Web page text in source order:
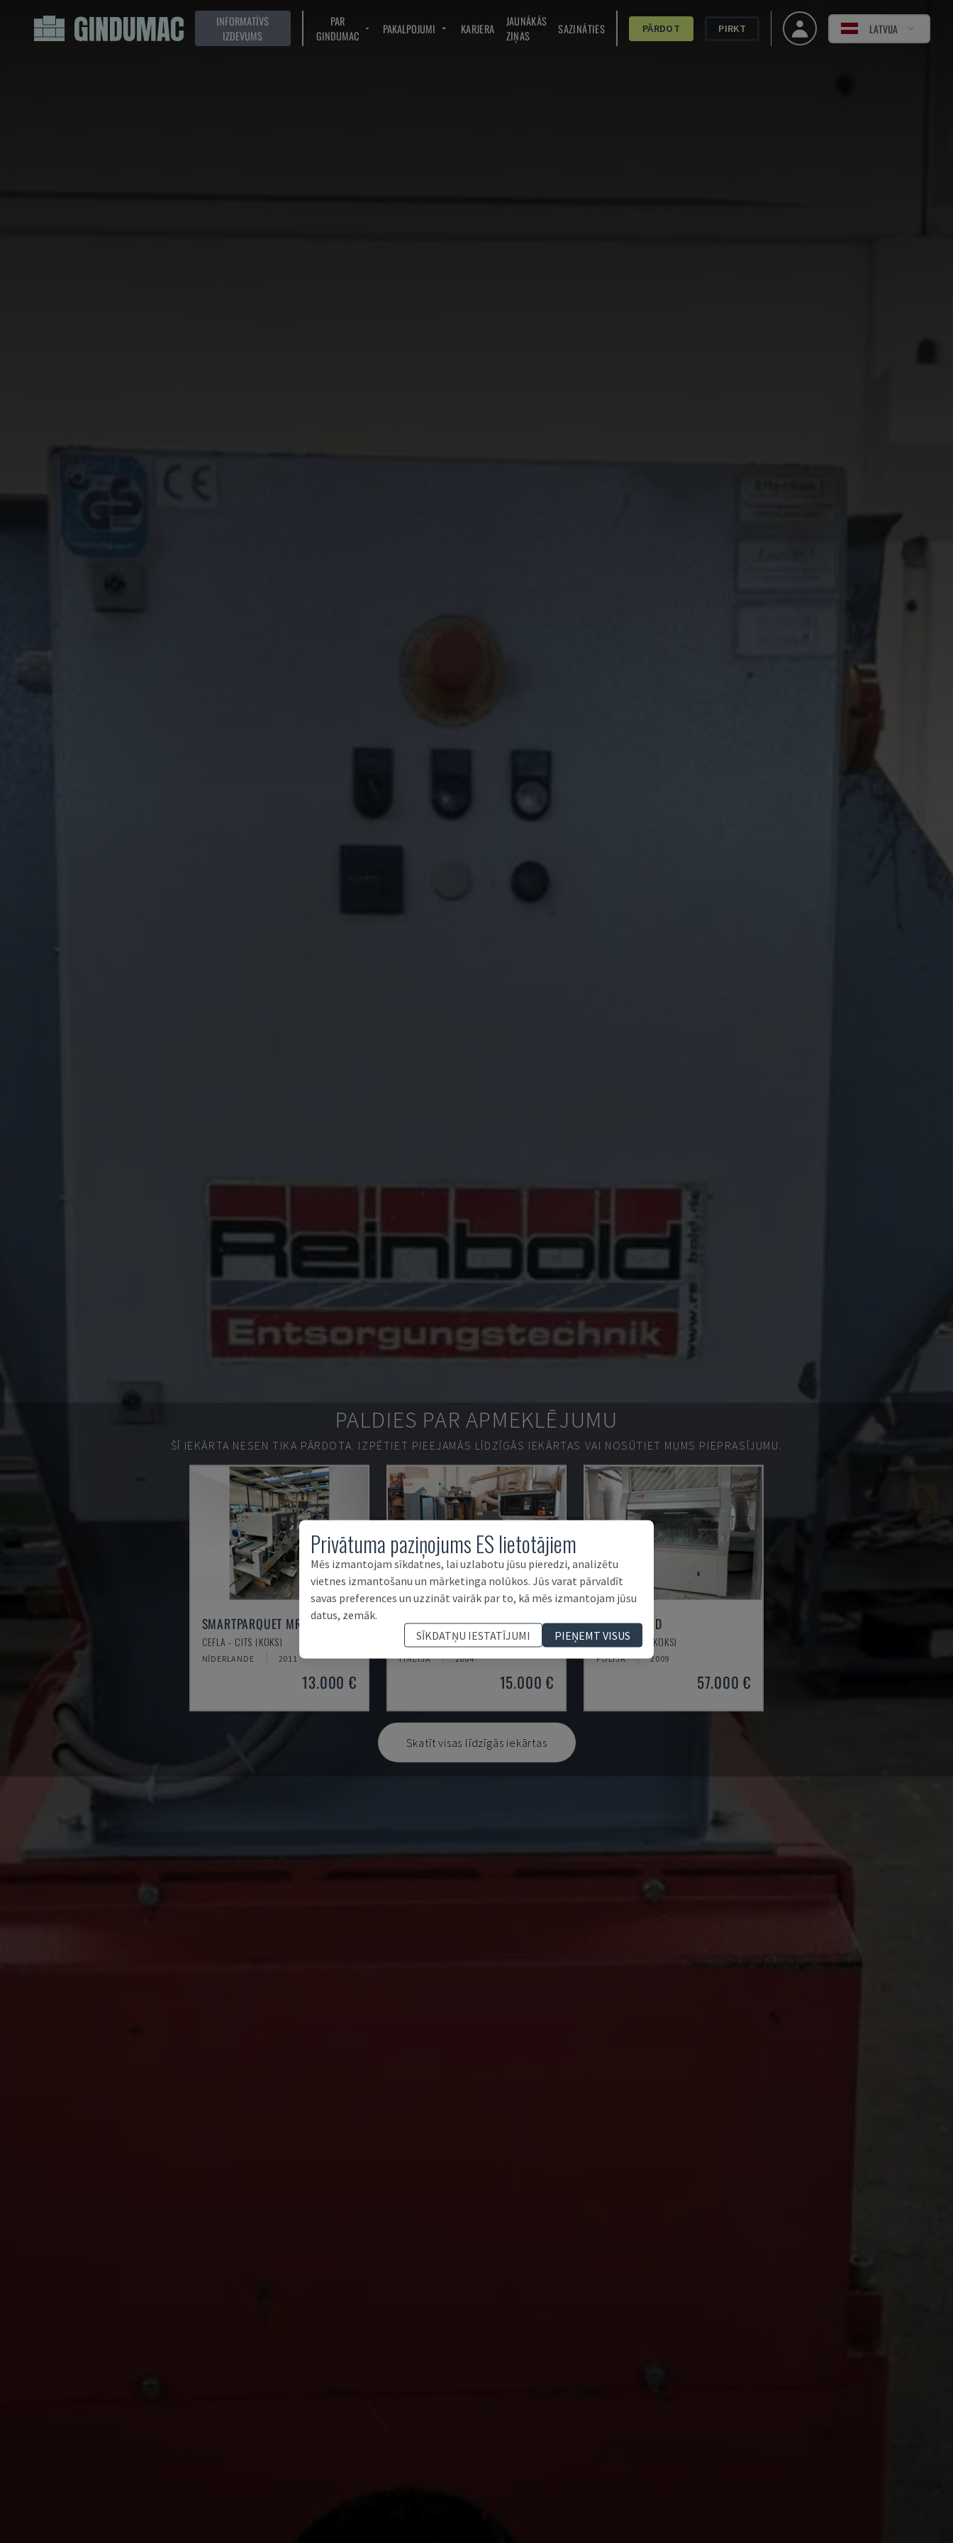
INFORMATĪVS
IZDEVUMS
PAR
GINDUMAC
PAKALPOJUMI KARJERA
JAUNĀKĀS
ZIŅAS
SAZINĀTIES PĀRDOT PIRKT LATVIJA
PALDIES PAR APMEKLĒJUMU
ŠĪ IEKĀRTA NESEN TIKA PĀRDOTA. IZPĒTIET PIEEJAMĀS LĪDZĪGĀS IEKĀRTAS VAI NOSŪTIET MUMS PIEPRASĪJUMU.
SMARTPARQUET MRF-2VS/300
CEFLA - CITS (KOKS)
NĪDERLANDE 2011
13.000 €
T4TL
SAC - CITS (KOKS)
ITĀLIJA 2004
15.000 €
EASY 2000 D
CEFLA - CITS (KOKS)
POLIJA 2009
57.000 €
Skatīt visas līdzīgās iekārtas
Privātuma paziņojums ES lietotājiem
Mēs izmantojam sīkdatnes, lai uzlabotu jūsu pieredzi, analizētu
vietnes izmantošanu un mārketinga nolūkos. Jūs varat pārvaldīt
savas preferences un uzzināt vairāk par to, kā mēs izmantojam jūsu
datus, zemāk.
SĪKDATŅU IESTATĪJUMI
PIEŅEMT VISUS